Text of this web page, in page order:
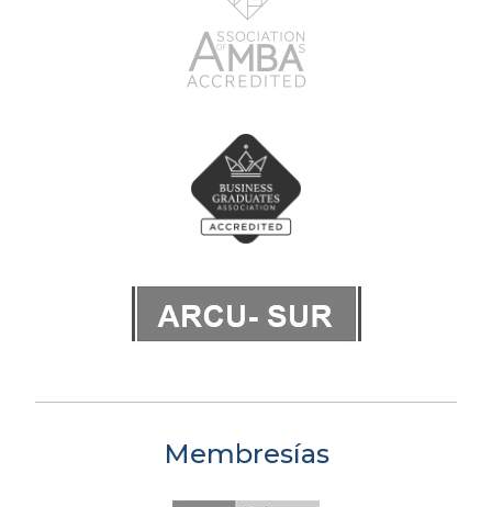
Membresías